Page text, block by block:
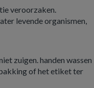
veroorzaken.
levende organismen,
zuigen. handen wassen
of het etiket ter